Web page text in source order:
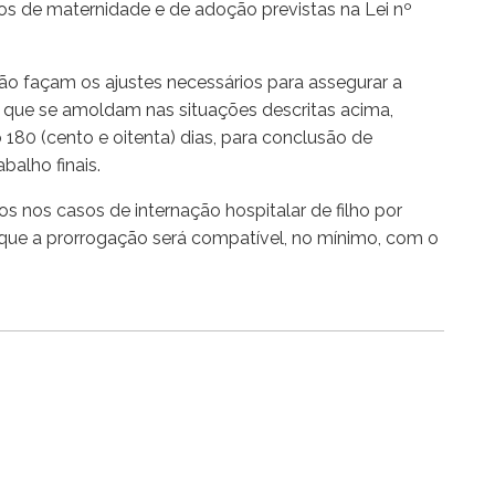
de maternidade e de adoção previstas na Lei nº
façam os ajustes necessários para assegurar a
se amoldam nas situações descritas acima,
(cento e oitenta) dias, para conclusão de
finais.
nos casos de internação hospitalar de filho por
a prorrogação será compatível, no mínimo, com o